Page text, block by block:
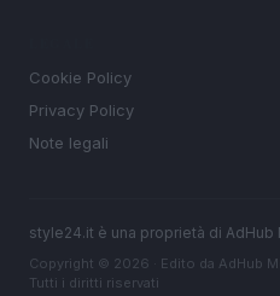
Cookie Policy
Privacy Policy
Note legali
style24.it è una proprietà di AdHub
Copyright © 2026 · Edito da AdHub
Tutti i diritti riservati